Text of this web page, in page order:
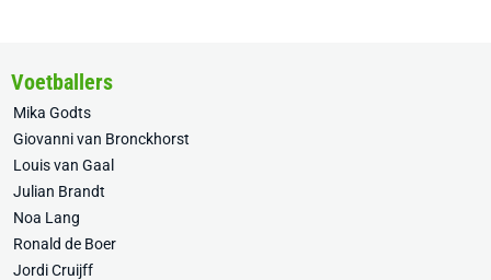
Voetballers
Mika Godts
Giovanni van Bronckhorst
Louis van Gaal
Julian Brandt
Noa Lang
Ronald de Boer
Jordi Cruijff